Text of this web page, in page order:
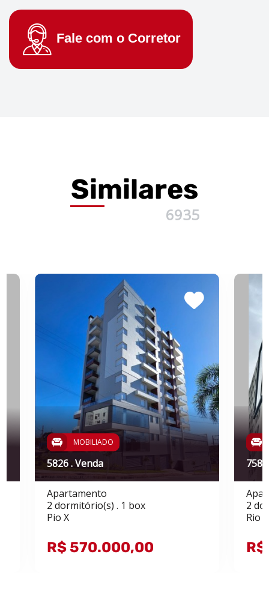
Fale com o Corretor
Similares
6935
MOBILIADO
5826 . Venda
Apartamento
2 dormitório(s) . 1 box
Pio X
R$ 570.000,00
2
Rio